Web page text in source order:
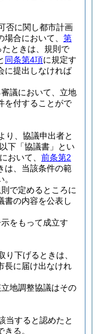
否に関し都市計画
場合において、 第
ときは、規則で
同条第4項に規定す
に提出しなければ
議において、立地
を付することがで
り、協議申出者と
下「協議書」とい
おいて、 前条第2
は、当該条件の範
で定めるところに
書の内容を公表し
をもって成立す
下げるときは、
長に届け出なけれ
地調整協議はその
当すると認めたと
る。